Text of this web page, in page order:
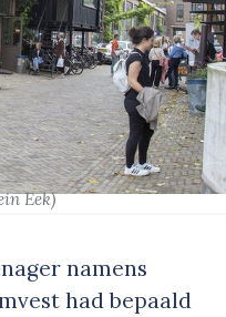
Eek)
namens
had bepaald